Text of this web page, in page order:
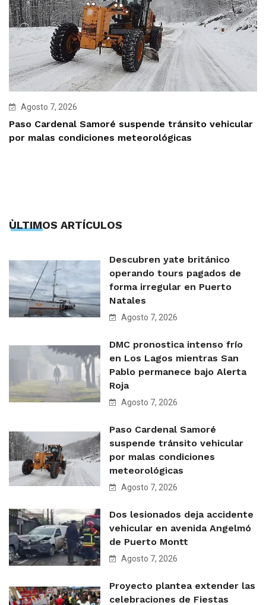
Agosto 7, 2026
Paso Cardenal Samoré suspende tránsito vehicular
por malas condiciones meteorológicas
ÙLTIMOS ARTÍCULOS
Descubren yate británico
operando tours pagados de
forma irregular en Puerto
Natales
Agosto 7, 2026
DMC pronostica intenso frío
en Los Lagos mientras San
Pablo permanece bajo Alerta
Roja
Agosto 7, 2026
Paso Cardenal Samoré
suspende tránsito vehicular
por malas condiciones
meteorológicas
Agosto 7, 2026
Dos lesionados deja accidente
vehicular en avenida Angelmó
de Puerto Montt
Agosto 7, 2026
Proyecto plantea extender las
celebraciones de Fiestas